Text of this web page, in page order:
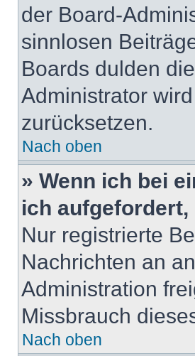
der Board-
sinnlosen
Boards dulden
Administrator
zurücksetzen.
Nach oben
» Wenn ich bei
ich
Nur registrierte
Nachrichten an
Administration
Missbrauch
Nach oben